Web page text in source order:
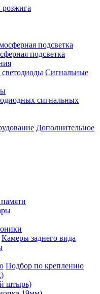
подсветка
Cигнальные
сигнальных
Дополнительное
Камеры заднего вида
Подбор по креплению
штырь)